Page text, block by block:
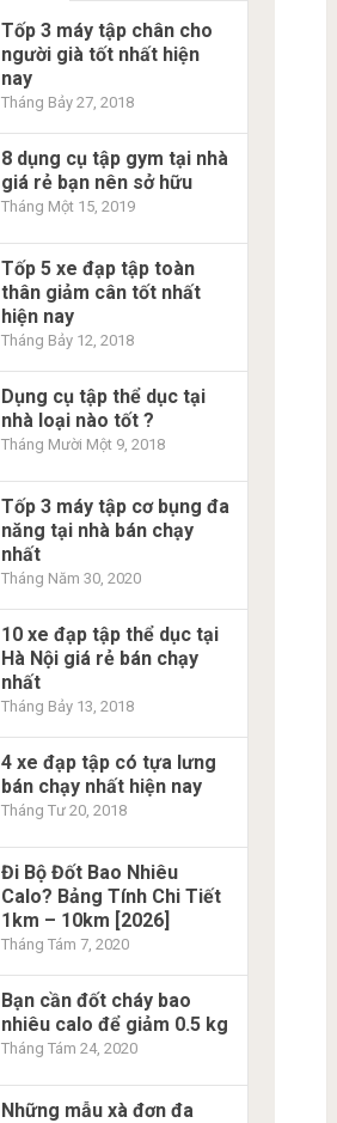
Tốp 3 máy tập chân cho
người già tốt nhất hiện
nay
Tháng Bảy 27, 2018
8 dụng cụ tập gym tại nhà
giá rẻ bạn nên sở hữu
Tháng Một 15, 2019
Tốp 5 xe đạp tập toàn
thân giảm cân tốt nhất
hiện nay
Tháng Bảy 12, 2018
Dụng cụ tập thể dục tại
nhà loại nào tốt ?
Tháng Mười Một 9, 2018
Tốp 3 máy tập cơ bụng đa
năng tại nhà bán chạy
nhất
Tháng Năm 30, 2020
10 xe đạp tập thể dục tại
Hà Nội giá rẻ bán chạy
nhất
Tháng Bảy 13, 2018
4 xe đạp tập có tựa lưng
bán chạy nhất hiện nay
Tháng Tư 20, 2018
Đi Bộ Đốt Bao Nhiêu
Calo? Bảng Tính Chi Tiết
1km – 10km [2026]
Tháng Tám 7, 2020
Bạn cần đốt cháy bao
nhiêu calo để giảm 0.5 kg
Tháng Tám 24, 2020
Những mẫu xà đơn đa